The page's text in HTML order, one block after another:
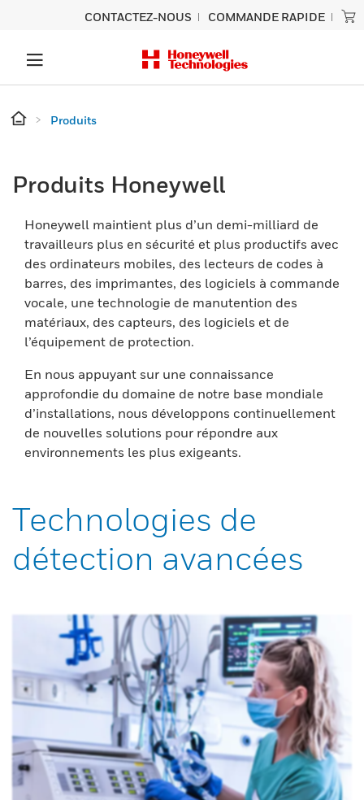
CONTACTEZ-NOUS COMMANDE RAPIDE
Produits
Produits Honeywell
Honeywell maintient plus d’un demi-milliard de
travailleurs plus en sécurité et plus productifs avec
des ordinateurs mobiles, des lecteurs de codes à
barres, des imprimantes, des logiciels à commande
vocale, une technologie de manutention des
matériaux, des capteurs, des logiciels et de
l’équipement de protection.
En nous appuyant sur une connaissance
approfondie du domaine de notre base mondiale
d’installations, nous développons continuellement
de nouvelles solutions pour répondre aux
environnements les plus exigeants.
Technologies de
détection avancées